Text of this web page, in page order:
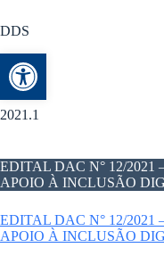
Abrir a barra
DDS
2021.1
EDITAL DAC N° 12/
APOIO À INCLUSÃO
EDITAL DAC N° 12/
APOIO À INCLUSÃO